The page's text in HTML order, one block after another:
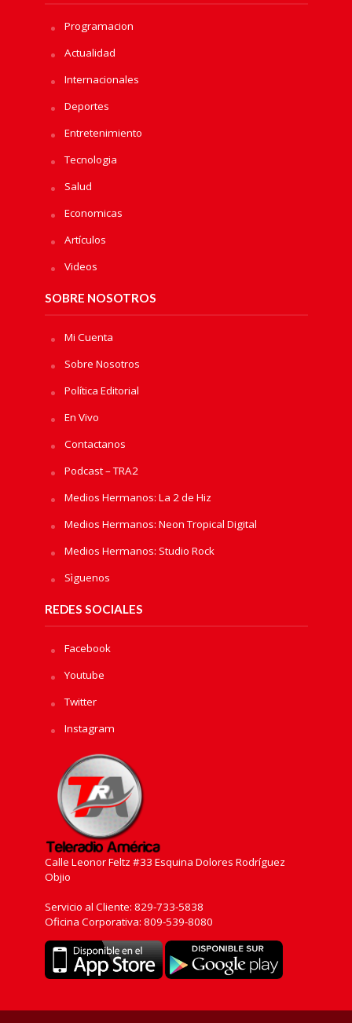
Programacion
Actualidad
Internacionales
Deportes
Entretenimiento
Tecnologia
Salud
Economicas
Artículos
Videos
SOBRE NOSOTROS
Mi Cuenta
Sobre Nosotros
Política Editorial
En Vivo
Contactanos
Podcast – TRA2
Medios Hermanos: La 2 de Hiz
Medios Hermanos: Neon Tropical Digital
Medios Hermanos: Studio Rock
Sìguenos
REDES SOCIALES
Facebook
Youtube
Twitter
Instagram
Calle Leonor Feltz #33 Esquina Dolores Rodríguez
Objio
Servicio al Cliente: 829-733-5838
Oficina Corporativa: 809-539-8080